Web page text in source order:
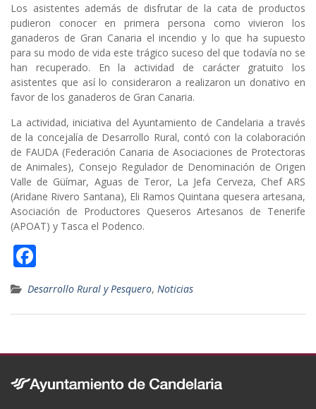
Los asistentes además de disfrutar de la cata de productos
pudieron conocer en primera persona como vivieron los
ganaderos de Gran Canaria el incendio y lo que ha supuesto
para su modo de vida este trágico suceso del que todavía no se
han recuperado. En la actividad de carácter gratuito los
asistentes que así lo consideraron a realizaron un donativo en
favor de los ganaderos de Gran Canaria.
La actividad, iniciativa del Ayuntamiento de Candelaria a través
de la concejalía de Desarrollo Rural, contó con la colaboración
de FAUDA (Federación Canaria de Asociaciones de Protectoras
de Animales), Consejo Regulador de Denominación de Origen
Valle de Güímar, Aguas de Teror, La Jefa Cerveza, Chef ARS
(Aridane Rivero Santana), Eli Ramos Quintana quesera artesana,
Asociación de Productores Queseros Artesanos de Tenerife
(APOAT) y Tasca el Podenco.
e
b
o
k
Desarrollo Rural y Pesquero, Noticias